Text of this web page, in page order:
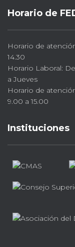
Horario de
Horario de
14.30
Horario Laboral:
a Jueves
Horario de
9.00 a 15.00
Instituciones